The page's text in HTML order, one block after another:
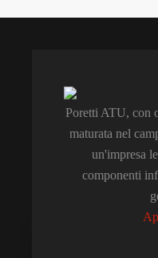
Poretti ATU, con
maturata nel
un'impresa
componenti